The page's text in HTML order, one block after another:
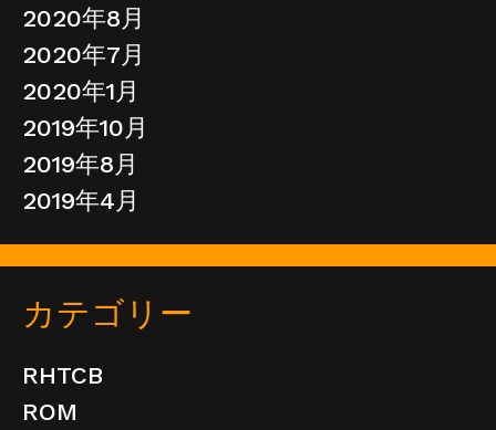
2020年8月
2020年7月
2020年1月
2019年10月
2019年8月
2019年4月
カテゴリー
RHTCB
ROM